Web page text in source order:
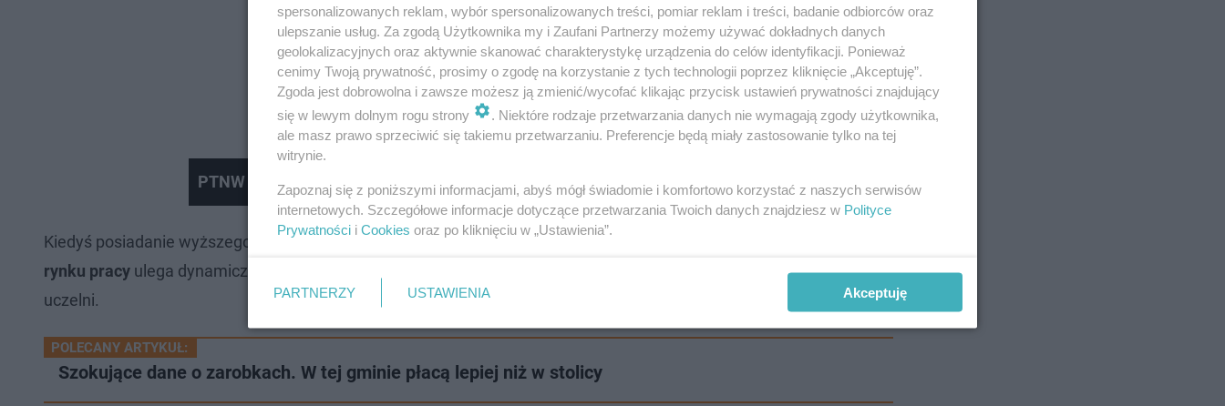
PTNW Balcerowicz
Kiedyś posiadanie wyższego wykształcenia było standardem i przepustką do lepszego życia. Dziś jednak
rynku pracy ulega dynamicznym zmianom, udowadniając, że kariera zawodowa nie musi rozpoczynać się w murach
uczelni.
POLECANY ARTYKUŁ:
Szokujące dane o zarobkach. W tej gminie płacą lepiej niż w stolicy
spersonalizowanych reklam, wybór spersonalizowanych treści, pomiar reklam i treści, badanie odbiorców oraz
ulepszanie usług. Za zgodą Użytkownika my i Zaufani Partnerzy możemy używać dokładnych danych
geolokalizacyjnych oraz aktywnie skanować charakterystykę urządzenia do celów identyfikacji. Ponieważ
cenimy Twoją prywatność, prosimy o zgodę na korzystanie z tych technologii poprzez kliknięcie „Akceptuję”.
Zgoda jest dobrowolna i zawsze możesz ją zmienić/wycofać klikając przycisk ustawień prywatności znajdujący
się w lewym dolnym rogu strony
. Niektóre rodzaje przetwarzania danych nie wymagają zgody użytkownika,
ale masz prawo sprzeciwić się takiemu przetwarzaniu. Preferencje będą miały zastosowanie tylko na tej
witrynie.
Zapoznaj się z poniższymi informacjami, abyś mógł świadomie i komfortowo korzystać z naszych serwisów
internetowych. Szczegółowe informacje dotyczące przetwarzania Twoich danych znajdziesz w Polityce
Prywatności i Cookies oraz po kliknięciu w „Ustawienia”.
PARTNERZY USTAWIENIA Akceptuję